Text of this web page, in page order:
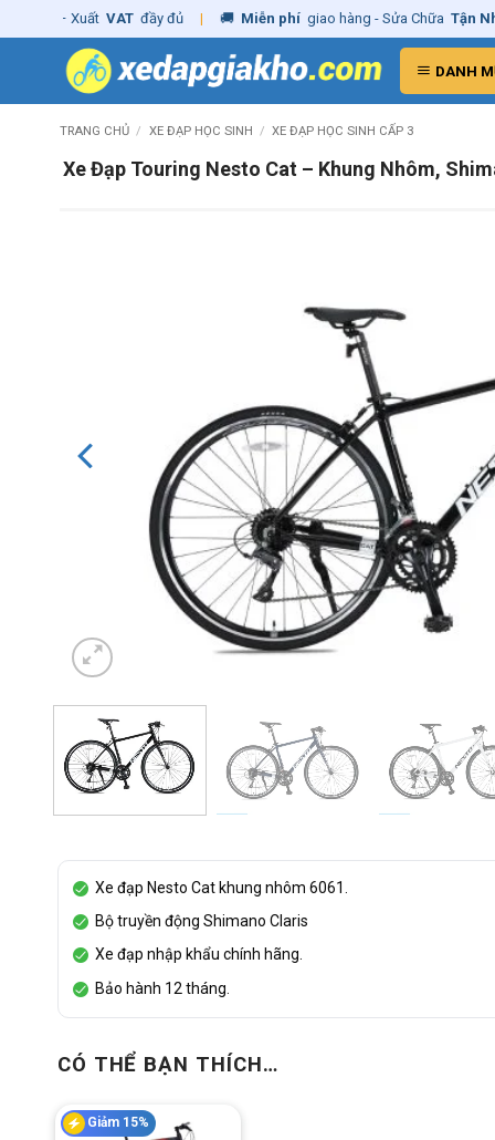
to
VAT đầy đủ | 🚚 Miễn phí giao hàng - Sửa Chữa Tận Nhà ✓
DANH
TRANG CHỦ / XE ĐẠP HỌC SINH / XE ĐẠP HỌC SINH CẤP 3
Xe Đạp Touring Nesto Cat – Khung Nhôm,
Xe đạp Nesto Cat khung nhôm 6061.
Bộ truyền động Shimano Claris
Xe đạp nhập khẩu chính hãng.
Bảo hành 12 tháng.
CÓ THỂ BẠN THÍCH…
Giảm 15%